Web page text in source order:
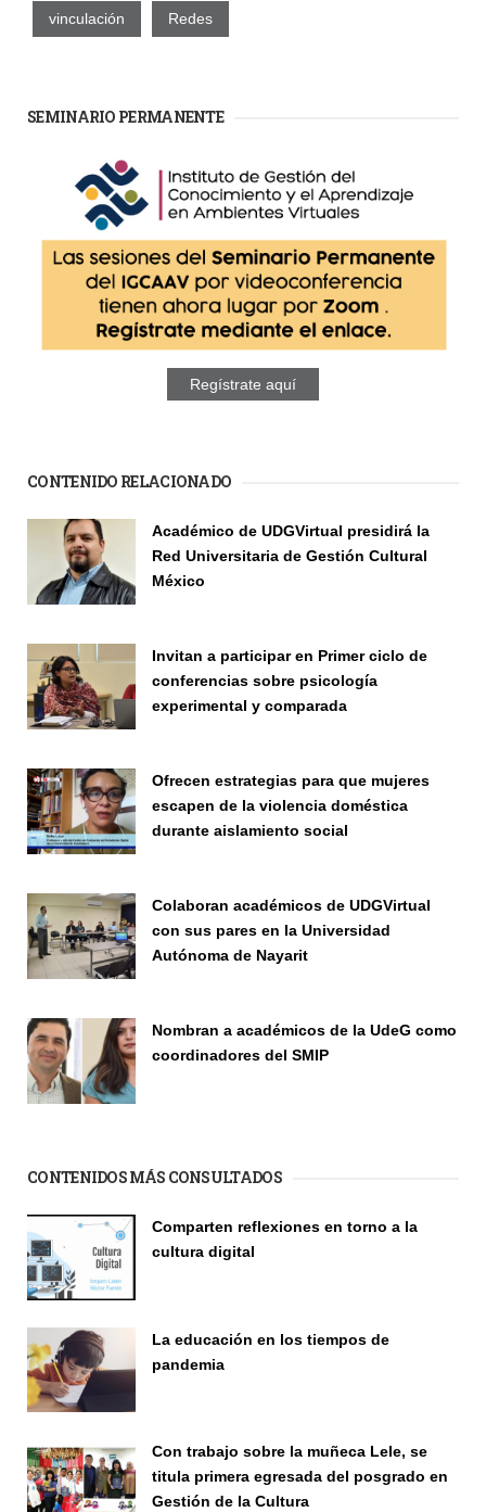
vinculación Redes
SEMINARIO PERMANENTE
Regístrate aquí
CONTENIDO RELACIONADO
Académico de UDGVirtual presidirá la
Red Universitaria de Gestión Cultural
México
Invitan a participar en Primer ciclo de
conferencias sobre psicología
experimental y comparada
Ofrecen estrategias para que mujeres
escapen de la violencia doméstica
durante aislamiento social
Colaboran académicos de UDGVirtual
con sus pares en la Universidad
Autónoma de Nayarit
Nombran a académicos de la UdeG como
coordinadores del SMIP
CONTENIDOS MÁS CONSULTADOS
Comparten reflexiones en torno a la
cultura digital
La educación en los tiempos de
pandemia
Con trabajo sobre la muñeca Lele, se
titula primera egresada del posgrado en
Gestión de la Cultura